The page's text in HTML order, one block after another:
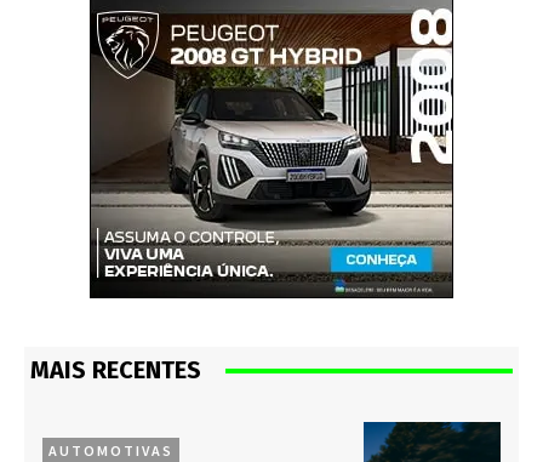
MAIS RECENTES
AUTOMOTIVAS